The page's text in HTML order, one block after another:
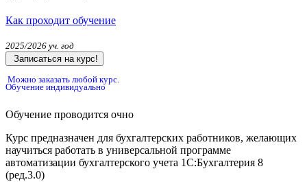
Как проходит обучение
2025/2026 уч. год
Записаться на курс!
Можно заказать любой курс.
Обучение индивидуально
Обучение проводится очно
Курс предназначен для бухгалтерских работников, желающих
научиться работать в универсальной программе
автоматизации бухгалтерского учета 1С:Бухгалтерия 8
(ред.3.0)